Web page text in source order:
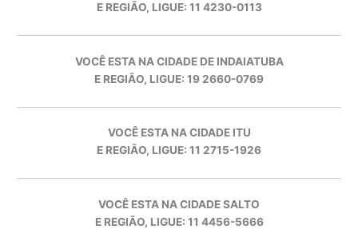
E REGIÃO, LIGUE: 11 4230-0113
VOCÊ ESTA NA CIDADE DE INDAIATUBA
E REGIÃO, LIGUE: 19 2660-0769
VOCÊ ESTA NA CIDADE ITU
E REGIÃO, LIGUE: 11 2715-1926
VOCÊ ESTA NA CIDADE SALTO
E REGIÃO, LIGUE: 11 4456-5666